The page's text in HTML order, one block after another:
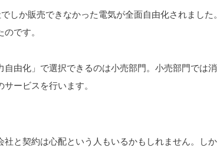
か販売できなかった電気が全面自由化されました。
です。
由化」で選択できるのは小売部門。小売部門では消
ービスを行います。
と契約は心配という人もいるかもしれません。しか